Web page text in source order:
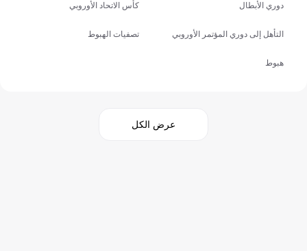
دوري الأبطال كأس الاتحاد الأوروبي
التأهل إلى دوري المؤتمر الأوروبي تصفيات الهبوط
هبوط
عرض الكل